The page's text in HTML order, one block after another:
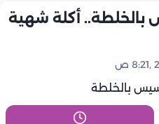
أكلة شهية